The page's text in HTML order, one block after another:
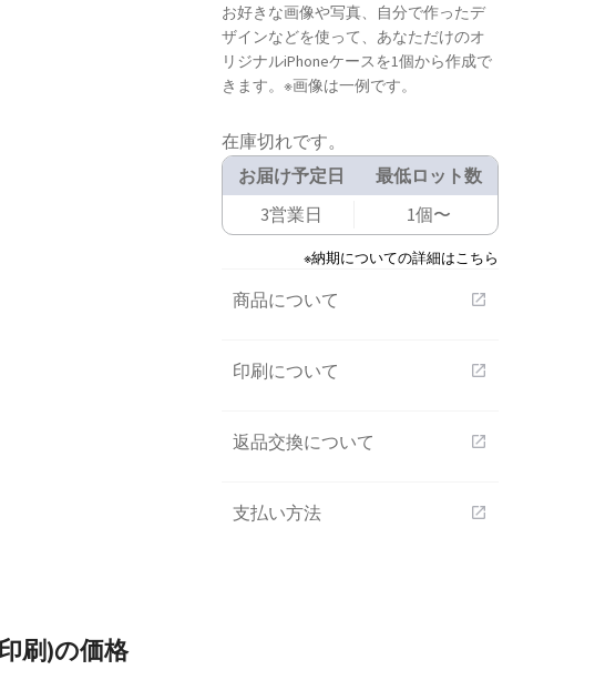
お好きな画像や写真、自分で作ったデ
ザインなどを使って、あなただけのオ
リジナルiPhoneケースを1個から作成で
きます。※画像は一例です。
在庫切れです。
お届け予定日
3営業日
最低ロット数
1個〜
※納期についての詳細はこちら
商品について open_in_new
印刷について open_in_new
返品交換について open_in_new
支払い方法 open_in_new
刷)の価格